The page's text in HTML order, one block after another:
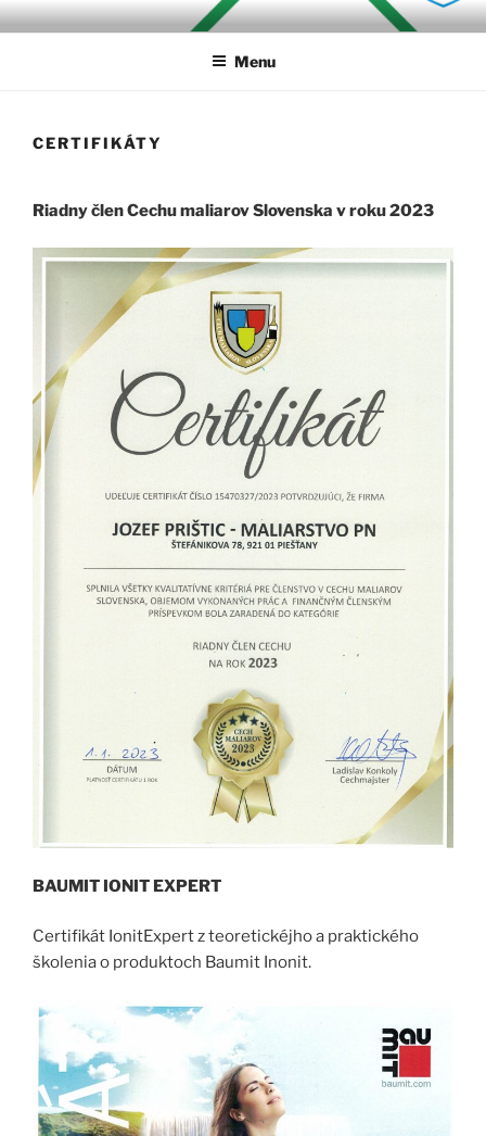
Prejsť
na
MALIARSTVOPN
Menu
CERTIFIKÁTY
Riadny člen Cechu maliarov Slovenska v roku 2023
BAUMIT IONIT EXPERT
Certifikát IonitExpert z teoretickéjho a praktického
školenia o produktoch Baumit Inonit.